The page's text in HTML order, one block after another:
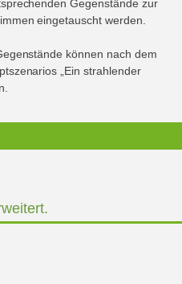
Gegenstände zur
eingetauscht werden.
können nach dem
„Ein strahlender